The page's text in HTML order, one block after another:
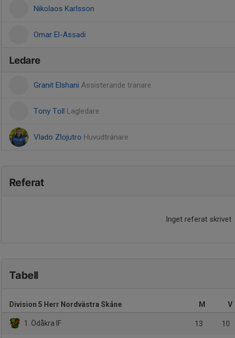
Nikolaos Karlsson
Omar El-Assadi
Ledare
Granit Elshani Assisterande tränare
Tony Toll Lagledare
Vlado Zlojutro Huvudtränare
Referat
Inget referat skrivet
Tabell
Division 5 Herr Nordvästra Skåne M V
1. Ödåkra IF 13 10